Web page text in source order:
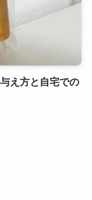
え方と自宅での